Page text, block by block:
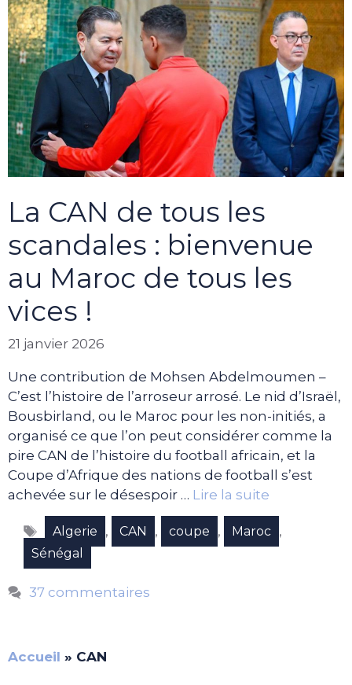
La CAN de tous les
scandales : bienvenue
au Maroc de tous les
vices !
21 janvier 2026
Une contribution de Mohsen Abdelmoumen –
C’est l’histoire de l’arroseur arrosé. Le nid d’Israël,
Bousbirland, ou le Maroc pour les non-initiés, a
organisé ce que l’on peut considérer comme la
pire CAN de l’histoire du football africain, et la
Coupe d’Afrique des nations de football s’est
achevée sur le désespoir … Lire la suite
Étiquettes
Algerie , CAN , coupe , Maroc ,
Sénégal
37 commentaires
Accueil » CAN